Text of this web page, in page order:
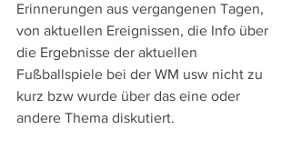
Erinnerungen aus vergangenen Tagen,
von aktuellen Ereignissen, die Info über
die Ergebnisse der aktuellen
Fußballspiele bei der WM usw nicht zu
kurz bzw wurde über das eine oder
andere Thema diskutiert.